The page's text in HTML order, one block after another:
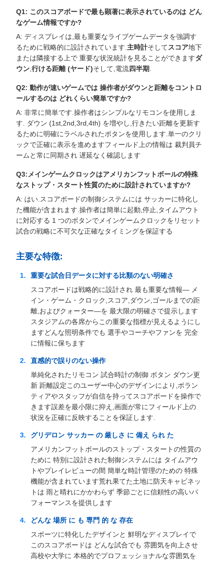
Q1: このスコアボードで最も顕著に表示されているのは どん
なゲーム情報ですか?
A: ディスプレイは,最も重要なライブゲームデータを強調す
るために戦略的に設計されています.主時計そしてスコア地下
または隣接する上で 重要な状況統計を見ることができますダ
ウン,行ける距離 (ヤード)そして,電流四半期.
Q2: 動作が速いゲームでは 操作者がダウンと距離をコントロ
ールするのは どれくらい簡単ですか?
A: 非常に簡単です.操作者はシンプルなリモコンを使用しま
す. ダウン (1st,2nd,3rd,4th) を増やし,行きたい距離を更新す
るために明確にラベルされたボタンを使用します.単一のクリ
ックで正確に表示を進めますフィールド上の情報は 裁判員チ
ームと常に同期され 遅延なく確認します
Q3:メインゲームクロックはアメリカンフットボールの特殊
なストップ・スタート性質のために設計されていますか?
A: はい.スコアボードの制御システムには サッカーに特化し
た機能が含まれます.操作者は簡単に起動,停止,タイムアウト
に対応する 1 つのボタンでメインゲームクロックをリセット
試合の戦略に不可欠な正確なタイミングを保証する
主要な特徴:
重要な試合日データに対する比類のない明確さ
スコアボードは戦略的に設計され 最も重要な情報― メ
イン・ゲーム・クロック,スコア,ダウン,ゴールまでの距
離,およびクォーター―を 最大限の明確さで提示します
スタジアムの各席からこの重要な指標が見えるようにし
ますどんな照明条件でも 選手やコーチやファンを 完全
に情報に保ちます
直感的で誤りのない操作
単純化されたリモコン 試合時計の制御 ボタン ダウン更
新 距離設定このユーザー中心のデザインにより,ボラン
ティアやスタッフが自信を持ってスコアボードを操作で
きます誤差を最小限に抑え,画面が常にフィールド上の
状況を正確に反映することを保証します.
グリデロン サッカー の 厳しさ に 備え られ た
アメリカンフットボールのストップ・スタートの性質の
ために 特別に設計された制御システムには タイムアウ
トやプレイレビューの間 簡単な時計管理のための 特殊
機能が含まれています荒れ果てた土地に防天キャビネッ
トは 雨と晴れにかかわらず 季節ごとに信頼性の高いパ
フォーマンスを提供します
どんな 場所 に も 専門 的 な 存在
スポーツに特化したデザインと 鮮明なディスプレイで
このスコアボードは どんな試合でも 雰囲気を向上させ
高校や大学に 本格的でプロフェッショナルな雰囲気を